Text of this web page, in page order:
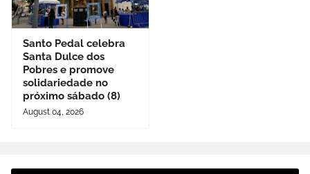
Santo Pedal celebra
Santa Dulce dos
Pobres e promove
solidariedade no
próximo sábado (8)
August 04, 2026